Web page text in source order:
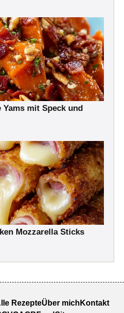
mit Speck und
Mozzarella Sticks
RezepteÜber mich Kontakt